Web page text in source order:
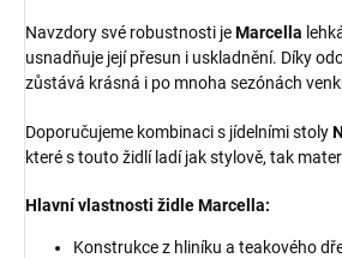
Navzdory své robustnosti jeMarcella
usnadňuje její přesun i uskladnění. Díky
zůstává krásná i po mnoha sezónách
Doporučujeme kombinaci s jídelními stoly
které s touto židlí ladí jak stylově, tak
Hlavní vlastnosti židle Marcella:
Konstrukce z hliníku a teakového